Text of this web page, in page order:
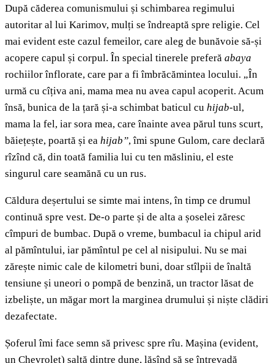
După căderea comunismului și schimbarea regimului
autoritar al lui Karimov, mulți se îndreaptă spre religie. Cel
mai evident este cazul femeilor, care aleg de bunăvoie să-și
acopere capul și corpul. În special tinerele preferă abaya
rochiilor înflorate, care par a fi îmbrăcămintea locului. „În
urmă cu cîțiva ani, mama mea nu avea capul acoperit. Acum
însă, bunica de la țară și-a schimbat baticul cu hijab-ul,
mama la fel, iar sora mea, care înainte avea părul tuns scurt,
băiețește, poartă și ea hijab”, îmi spune Gulom, care declară
rîzînd că, din toată familia lui cu ten măsliniu, el este
singurul care seamănă cu un rus.
Căldura deșertului se simte mai intens, în timp ce drumul
continuă spre vest. De-o parte și de alta a șoselei zăresc
cîmpuri de bumbac. După o vreme, bumbacul ia chipul arid
al pămîntului, iar pămîntul pe cel al nisipului. Nu se mai
zărește nimic cale de kilometri buni, doar stîlpii de înaltă
tensiune și uneori o pompă de benzină, un tractor lăsat de
izbeliște, un măgar mort la marginea drumului și niște clădiri
dezafectate.
Șoferul îmi face semn să privesc spre rîu. Mașina (evident,
un Chevrolet) saltă dintre dune, lăsînd să se întrevadă